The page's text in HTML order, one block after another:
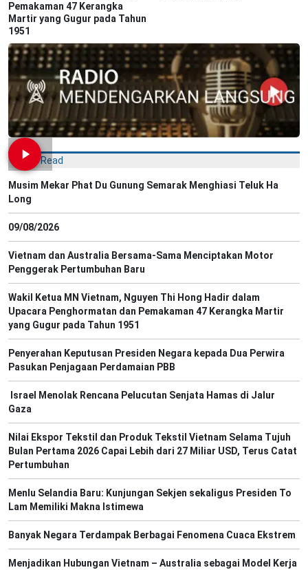
Pemakaman 47 Kerangka
Martir yang Gugur pada Tahun
1951
Most Read
Musim Mekar Phat Du Gunung Semarak Menghiasi Teluk Ha
Long
09/08/2026
Vietnam dan Australia Bersama-Sama Menciptakan Motor
Penggerak Pertumbuhan Baru
Wakil Ketua MN Vietnam, Nguyen Thi Hong Hadir dalam
Upacara Penghormatan dan Pemakaman 47 Kerangka Martir
yang Gugur pada Tahun 1951
Penyerahan Keputusan Presiden Negara kepada Dua Perwira
Pasukan Penjagaan Perdamaian PBB
Israel Menolak Rencana Pelucutan Senjata Hamas di Jalur
Gaza
Nilai Ekspor Tekstil dan Produk Tekstil Vietnam Selama Tujuh
Bulan Pertama 2026 Capai Lebih dari 27 Miliar USD, Terus Catat
Pertumbuhan
Menlu Selandia Baru: Kunjungan Sekjen sekaligus Presiden To
Lam Memiliki Makna Istimewa
Banyak Negara Terdampak Berbagai Fenomena Cuaca Ekstrem
Menjadikan Hubungan Vietnam – Australia sebagai Model Kerja